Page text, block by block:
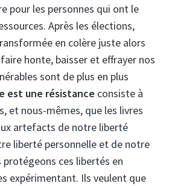
pour les personnes qui ont le
Après les élections,
en colère juste alors
honte, baisser et effrayer nos
sont de plus en plus
est une résistance consiste à
et nous-mêmes, que les livres
artefacts de notre liberté
liberté personnelle et de notre
protégeons ces libertés en
expérimentant. Ils veulent que